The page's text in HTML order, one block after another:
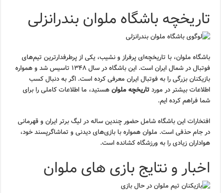
تاریخچه باشگاه ملوان بندرانزلی
باشگاه ملوان، با تاریخچه‌ای پرفراز و نشیب، یکی از پرطرفدارترین تیم‌های
فوتبال در شمال ایران است. این باشگاه در سال ۱۳۴۸ تاسیس شد و همواره
بازیکنان بزرگی را به فوتبال ایران معرفی کرده است. اگر به دنبال کسب
اطلاعات بیشتر در موردتاریخچه ملوانهستید، ما اطلاعات کاملی را برای
شما فراهم کرده ایم.
افتخارات این باشگاه شامل حضور چندین ساله در لیگ برتر ایران و قهرمانی
در جام حذفی است. ملوان همواره با بازی‌های دیدنی و تماشاگرپسند خود،
هواداران زیادی را به ورزشگاه کشانده است.
اخبار و نتایج بازی های ملوان